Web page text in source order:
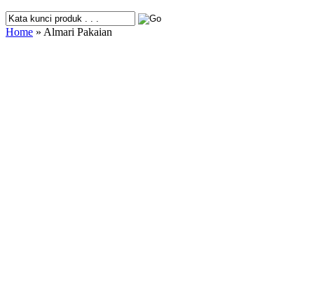
Home » Almari Pakaian